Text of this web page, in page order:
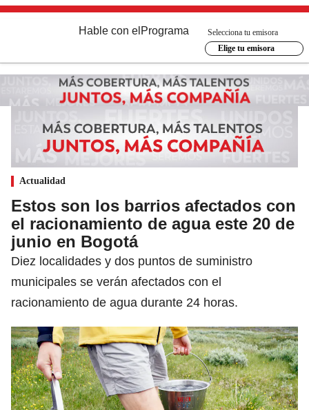
Hable con el Programa
Selecciona tu emisora
Elige tu emisora
Actualidad
Estos son los barrios afectados con
el racionamiento de agua este 20 de
junio en Bogotá
Diez localidades y dos puntos de suministro
municipales se verán afectados con el
racionamiento de agua durante 24 horas.